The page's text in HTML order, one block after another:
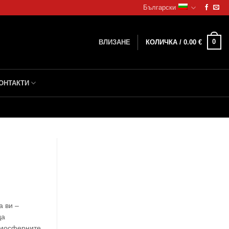
Български
ВЛИЗАНЕ КОЛИЧКА / 0.00 € 0
ви –